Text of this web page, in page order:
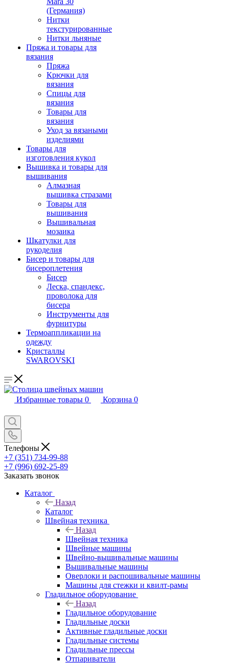
(Германия)
Нитки
текстурированные
Нитки льняные
Пряжа и товары для
вязания
Пряжа
Крючки для
вязания
Спицы для
вязания
Товары для
вязания
Уход за вязаными
изделиями
Товары для
изготовления кукол
Вышивка и товары для
вышивания
Алмазная
вышивка стразами
Товары для
вышивания
Вышивальная
мозаика
Шкатулки для
рукоделия
Бисер и товары для
бисероплетения
Бисер
Леска, спандекс,
проволока для
бисера
Инструменты для
фурнитуры
Термоаппликации на
одежду
Кристаллы
SWAROVSKI
Избранные товары 0 Корзина 0
Телефоны
+7 (351) 734-99-88
+7 (996) 692-25-89
Заказать звонок
Каталог
Назад
Каталог
Швейная техника
Назад
Швейная техника
Швейные машины
Швейно-вышивальные машины
Вышивальные машины
Оверлоки и распошивальные машины
Машины для стежки и квилт-рамы
Гладильное оборудование
Назад
Гладильное оборудование
Гладильные доски
Активные гладильные доски
Гладильные системы
Гладильные прессы
Отпариватели